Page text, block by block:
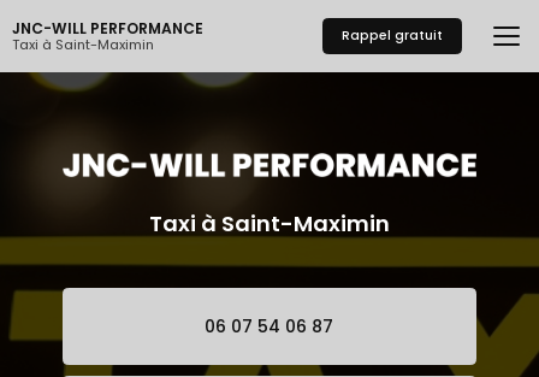
au
contenu
principal
JNC-WILL PERFORMANCE
Taxi à Saint-Maximin Rappel gratuit
Taxi à Saint-Maximin
06 07 54 06 87